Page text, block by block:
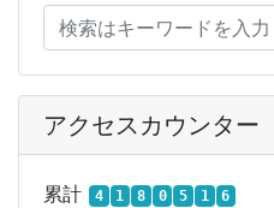
アクセスカウンター
累計 4 1 8 0 5 1 6